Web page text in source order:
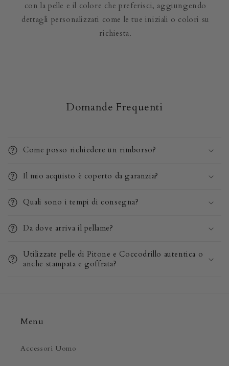
con la pelle e il colore che preferisci, aggiungendo
dettagli personalizzati come le tue iniziali o colori su
richiesta.
Domande Frequenti
Come posso richiedere un rimborso?
Il mio acquisto è coperto da garanzia?
Quali sono i tempi di consegna?
Da dove arriva il pellame?
Utilizzate pelle di Pitone e Coccodrillo autentica o
anche stampata e goffrata?
Menu
Accessori Uomo